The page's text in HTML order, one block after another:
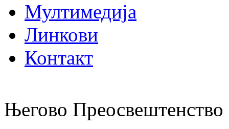
Мултимедија
Линкови
Контакт
Његово